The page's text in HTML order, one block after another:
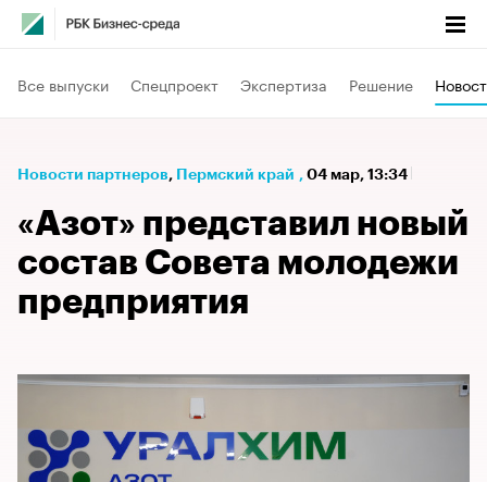
Все выпуски Спецпроект Экспертиза Решение
Новости партнеров⁠, Пермский край , 04 мар, 13:34
«Азот» представил новый
состав Совета молодежи
предприятия